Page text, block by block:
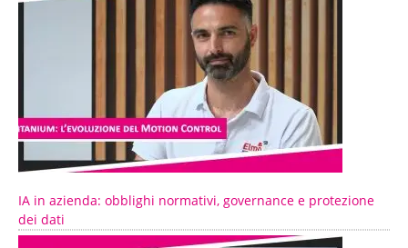
IA in azienda: obblighi normativi, governance e protezione
dei dati